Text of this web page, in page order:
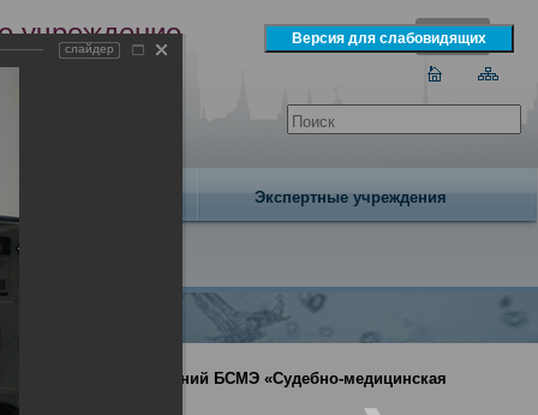
учреждение
Экспертные учреждения
отделений БСМЭ «Судебно-медицинская
слайдер